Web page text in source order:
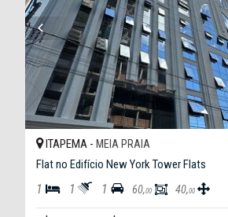
ITAPEMA - MEIA PRAIA
Flat no Edifício New York Tower Flats
1 1 1 60,00 40,00